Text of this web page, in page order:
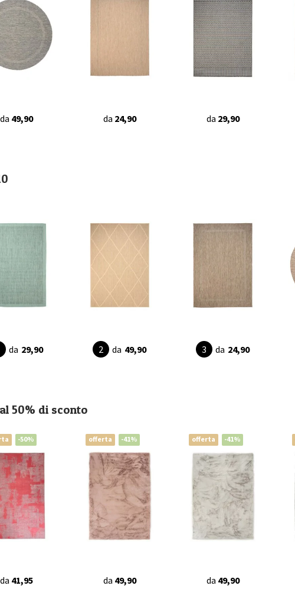
da 49,90 da 24,90 da 29,90
da 29,90 da 49,90 da 24,90
50% di sconto
-50%
da 41,95
offerta -41%
da 49,90
offerta -41%
da 49,90